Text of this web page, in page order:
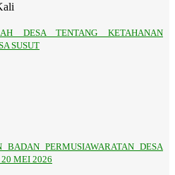
DESA TENTANG KETAHANAN
SUSUT
BADAN PERMUSIAWARATAN DESA
MEI 2026